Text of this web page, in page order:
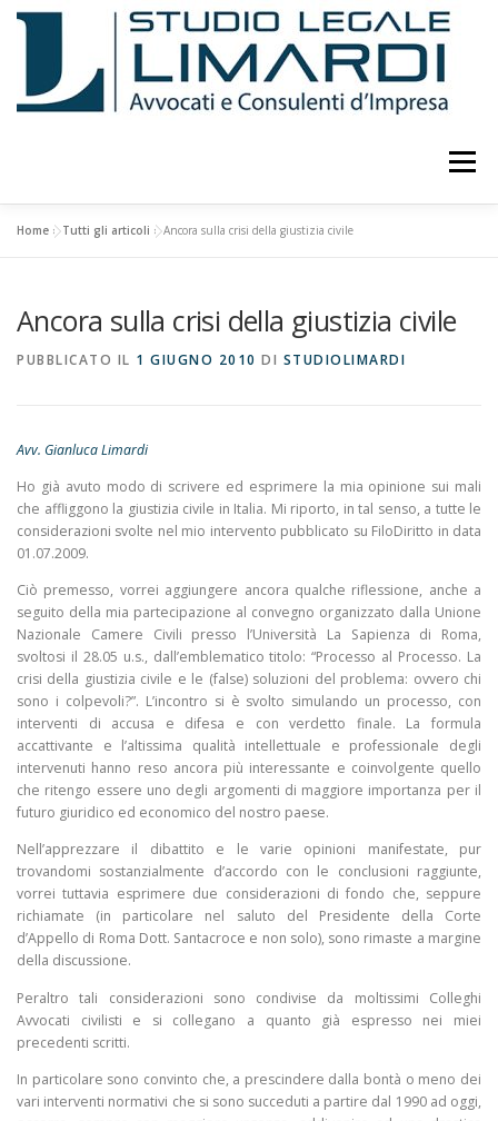
Passa
Menu
PUBBLICAZIONI E STUDI EVENTI E CONFERENZE
Home »Tutti gli articoli »Ancora sulla crisi della giustizia civile
Ancora sulla crisi della giustizia civile
PUBBLICATO IL 1 GIUGNO 2010 DI STUDIOLIMARDI
Avv. Gianluca Limardi
Ho già avuto modo di scrivere ed esprimere la mia opinione sui mali
che affliggono la giustizia civile in Italia. Mi riporto, in tal senso, a tutte le
considerazioni svolte nel mio intervento pubblicato su FiloDiritto in data
01.07.2009.
Ciò premesso, vorrei aggiungere ancora qualche riflessione, anche a
seguito della mia partecipazione al convegno organizzato dalla Unione
Nazionale Camere Civili presso l’Università La Sapienza di Roma,
svoltosi il 28.05 u.s., dall’emblematico titolo: “Processo al Processo. La
crisi della giustizia civile e le (false) soluzioni del problema: ovvero chi
sono i colpevoli?”. L’incontro si è svolto simulando un processo, con
interventi di accusa e difesa e con verdetto finale. La formula
accattivante e l’altissima qualità intellettuale e professionale degli
intervenuti hanno reso ancora più interessante e coinvolgente quello
che ritengo essere uno degli argomenti di maggiore importanza per il
futuro giuridico ed economico del nostro paese.
Nell’apprezzare il dibattito e le varie opinioni manifestate, pur
trovandomi sostanzialmente d’accordo con le conclusioni raggiunte,
vorrei tuttavia esprimere due considerazioni di fondo che, seppure
richiamate (in particolare nel saluto del Presidente della Corte
d’Appello di Roma Dott. Santacroce e non solo), sono rimaste a margine
della discussione.
Peraltro tali considerazioni sono condivise da moltissimi Colleghi
Avvocati civilisti e si collegano a quanto già espresso nei miei
precedenti scritti.
In particolare sono convinto che, a prescindere dalla bontà o meno dei
vari interventi normativi che si sono succeduti a partire dal 1990 ad oggi,